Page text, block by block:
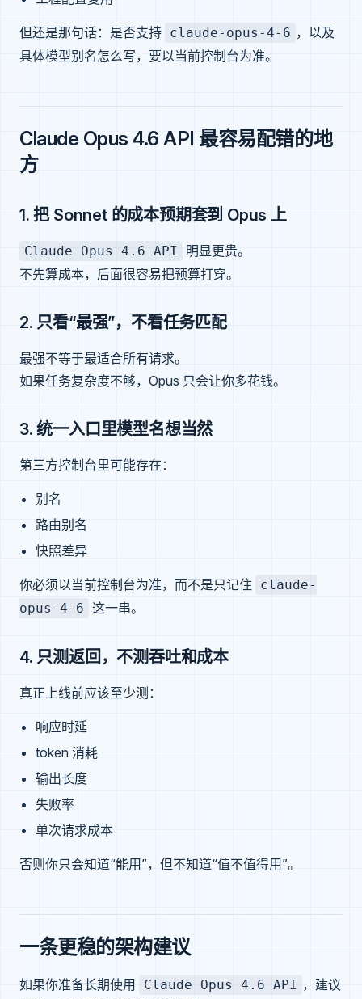
但还是那句话：是否支持 claude-opus-4-6 ，以及
具体模型别名怎么写，要以当前控制台为准。
Claude Opus 4.6 API 最容易配错的地
方
1. 把 Sonnet 的成本预期套到 Opus 上
Claude Opus 4.6 API
明显更贵。
不先算成本，后面很容易把预算打穿。
2. 只看“最强”，不看任务匹配
最强不等于最适合所有请求。
如果任务复杂度不够，Opus 只会让你多花钱。
3. 统一入口里模型名想当然
第三方控制台里可能存在：
别名
路由别名
快照差异
你必须以当前控制台为准，而不是只记住 claude-
opus-4-6 这一串。
4. 只测返回，不测吞吐和成本
真正上线前应该至少测：
响应时延
token 消耗
输出长度
失败率
单次请求成本
否则你只会知道“能用”，但不知道“值不值得用”。
一条更稳的架构建议
如果你准备长期使用 Claude Opus 4.6 API ，建议